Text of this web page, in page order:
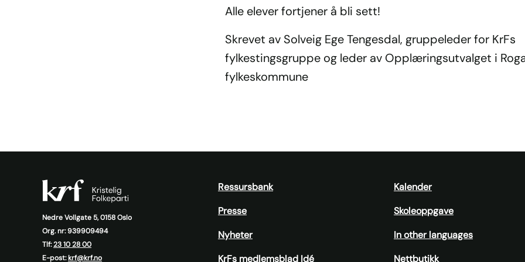
Alle elever fortjener å bli sett!
Skrevet av Solveig Ege Tengesdal, gruppeleder for KrFs
fylkestingsgruppe og leder av Opplæringsutvalget i
fylkeskommune
Nedre Vollgate 5, 0158 Oslo
Org. nr: 939909494
Tlf:23 10 28 00
E-post:krf@krf.no
Ressursbank
Presse
Nyheter
KrFs medlemsblad Idé
Kalender
Skoleoppgave
In other languages
Nettbutikk